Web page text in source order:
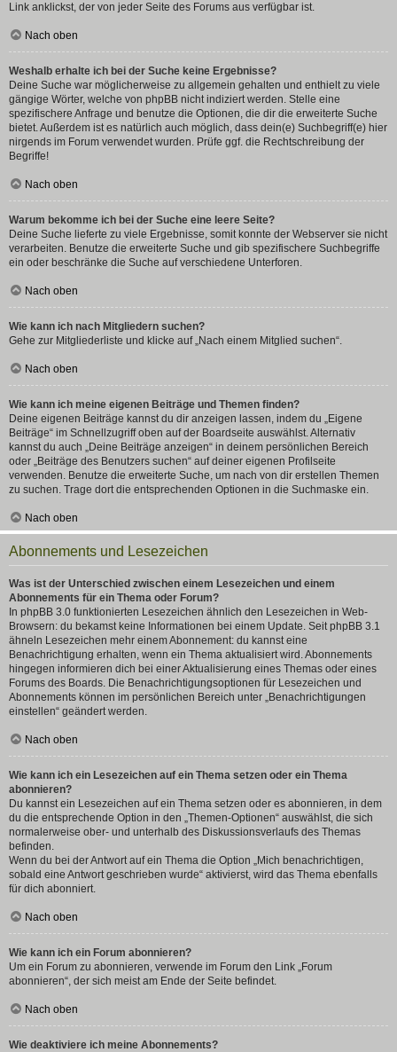
Link anklickst, der von jeder Seite des Forums aus verfügbar ist.
Nach oben
Weshalb erhalte ich bei der Suche keine Ergebnisse?
Deine Suche war möglicherweise zu allgemein gehalten und enthielt zu viele
gängige Wörter, welche von phpBB nicht indiziert werden. Stelle eine
spezifischere Anfrage und benutze die Optionen, die dir die erweiterte Suche
bietet. Außerdem ist es natürlich auch möglich, dass dein(e) Suchbegriff(e) hier
nirgends im Forum verwendet wurden. Prüfe ggf. die Rechtschreibung der
Begriffe!
Nach oben
Warum bekomme ich bei der Suche eine leere Seite?
Deine Suche lieferte zu viele Ergebnisse, somit konnte der Webserver sie nicht
verarbeiten. Benutze die erweiterte Suche und gib spezifischere Suchbegriffe
ein oder beschränke die Suche auf verschiedene Unterforen.
Nach oben
Wie kann ich nach Mitgliedern suchen?
Gehe zur Mitgliederliste und klicke auf „Nach einem Mitglied suchen“.
Nach oben
Wie kann ich meine eigenen Beiträge und Themen finden?
Deine eigenen Beiträge kannst du dir anzeigen lassen, indem du „Eigene
Beiträge“ im Schnellzugriff oben auf der Boardseite auswählst. Alternativ
kannst du auch „Deine Beiträge anzeigen“ in deinem persönlichen Bereich
oder „Beiträge des Benutzers suchen“ auf deiner eigenen Profilseite
verwenden. Benutze die erweiterte Suche, um nach von dir erstellen Themen
zu suchen. Trage dort die entsprechenden Optionen in die Suchmaske ein.
Nach oben
Abonnements und Lesezeichen
Was ist der Unterschied zwischen einem Lesezeichen und einem
Abonnements für ein Thema oder Forum?
In phpBB 3.0 funktionierten Lesezeichen ähnlich den Lesezeichen in Web-
Browsern: du bekamst keine Informationen bei einem Update. Seit phpBB 3.1
ähneln Lesezeichen mehr einem Abonnement: du kannst eine
Benachrichtigung erhalten, wenn ein Thema aktualisiert wird. Abonnements
hingegen informieren dich bei einer Aktualisierung eines Themas oder eines
Forums des Boards. Die Benachrichtigungsoptionen für Lesezeichen und
Abonnements können im persönlichen Bereich unter „Benachrichtigungen
einstellen“ geändert werden.
Nach oben
Wie kann ich ein Lesezeichen auf ein Thema setzen oder ein Thema
abonnieren?
Du kannst ein Lesezeichen auf ein Thema setzen oder es abonnieren, in dem
du die entsprechende Option in den „Themen-Optionen“ auswählst, die sich
normalerweise ober- und unterhalb des Diskussionsverlaufs des Themas
befinden.
Wenn du bei der Antwort auf ein Thema die Option „Mich benachrichtigen,
sobald eine Antwort geschrieben wurde“ aktivierst, wird das Thema ebenfalls
für dich abonniert.
Nach oben
Wie kann ich ein Forum abonnieren?
Um ein Forum zu abonnieren, verwende im Forum den Link „Forum
abonnieren“, der sich meist am Ende der Seite befindet.
Nach oben
Wie deaktiviere ich meine Abonnements?